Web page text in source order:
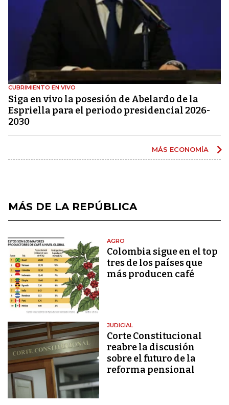
CUBRIMIENTO EN VIVO
Siga en vivo la posesión de Abelardo de la
Espriella para el periodo presidencial 2026-
2030
MÁS ECONOMÍA
MÁS DE LA REPÚBLICA
AGRO
Colombia sigue en el top
tres de los países que
más producen café
JUDICIAL
Corte Constitucional
reabre la discusión
sobre el futuro de la
reforma pensional